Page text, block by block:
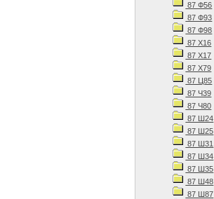
87 Ф56
87 Ф93
87 Ф98
87 Х16
87 Х17
87 Х79
87 Ц85
87 Ч39
87 Ч80
87 Ш24
87 Ш25
87 Ш31
87 Ш34
87 Ш35
87 Ш48
87 Ш87